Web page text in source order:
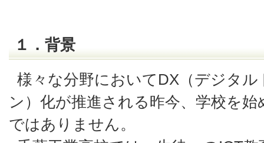
１．背景
様々な分野においてDX（デジタ
ン）化が推進される昨今、学校を
ではありません。